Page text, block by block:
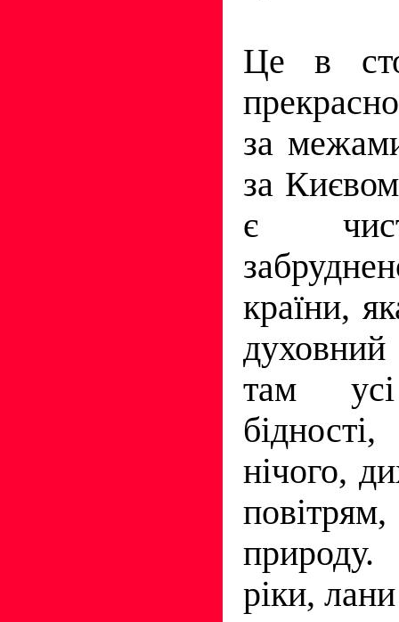
Це в
за
за
є
країни,
там
нічого,
ріки,